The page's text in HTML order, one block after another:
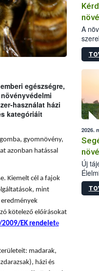
egészségre,
használat házi
kategóriáit
gyomnövény,
azonban hatással
Kiemelt cél a fajok
mint
eredmények
kötelező előírásokat
EK rendelete
madarak,
házi és
A
kis
2026.
Új